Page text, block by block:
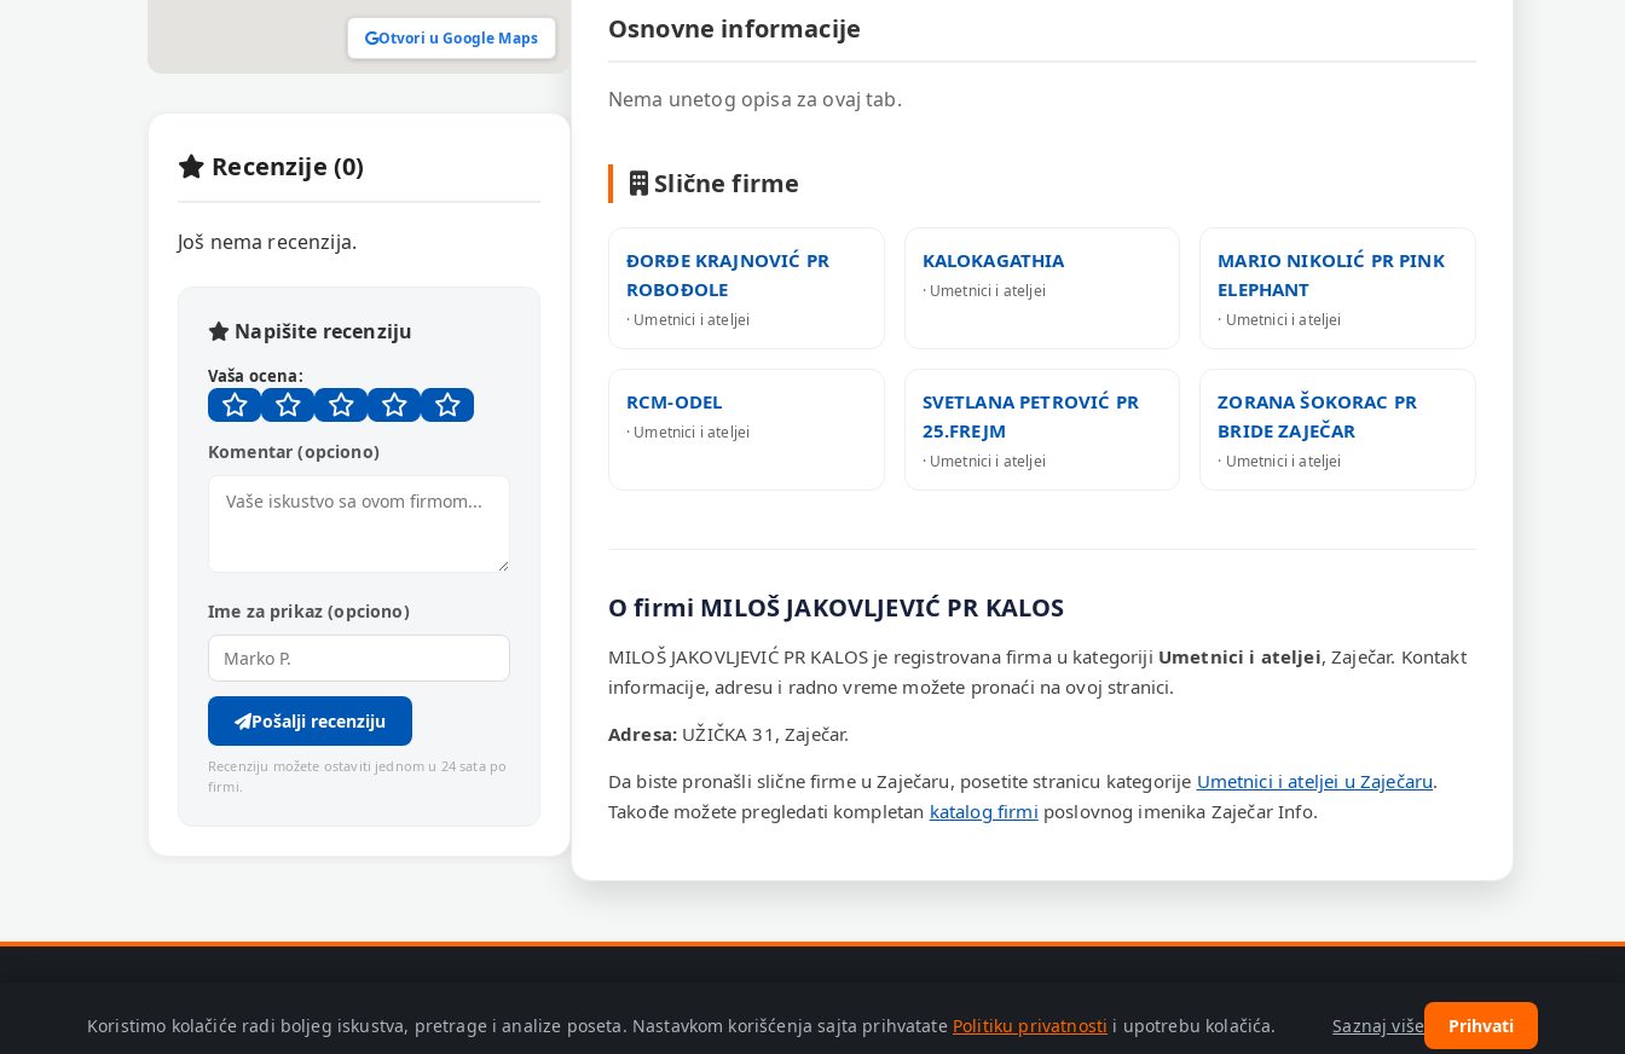
Osnovne informacije
Nema unetog opisa za ovaj tab.
Slične firme
ĐORĐE KRAJNOVIĆ PR
ROBOĐOLE
· Umetnici i ateljei
KALOKAGATHIA
· Umetnici i ateljei
MARIO NIKOLIĆ PR PINK
ELEPHANT
· Umetnici i ateljei
RCM-ODEL
· Umetnici i ateljei
SVETLANA PETROVIĆ PR
25.FREJM
· Umetnici i ateljei
ZORANA ŠOKORAC PR
BRIDE ZAJEČAR
· Umetnici i ateljei
O firmi MILOŠ JAKOVLJEVIĆ PR KALOS
MILOŠ JAKOVLJEVIĆ PR KALOS je registrovana firma u kategoriji Umetnici i ateljei, Zaječar. Kontakt
informacije, adresu i radno vreme možete pronaći na ovoj stranici.
Adresa: UŽIČKA 31, Zaječar.
Da biste pronašli slične firme u Zaječaru, posetite stranicu kategorije Umetnici i ateljei u Zaječaru.
Takođe možete pregledati kompletan katalog firmi poslovnog imenika Zaječar Info.
Otvori u Google Maps
Recenzije (0)
Još nema recenzija.
Napišite recenziju
Vaša ocena:
Komentar (opciono)
Ime za prikaz (opciono)
Pošalji recenziju
Recenziju možete ostaviti jednom u 24 sata po
firmi.
© 2026 Zaječar Info. Adresa: Trg Oslobođenja bb, Zaječar.Politika privatnosti
Koristimo kolačiće radi boljeg iskustva, pretrage i analize poseta. Nastavkom korišćenja sajta prihvatate Politiku privatnosti i upotrebu kolačića. Saznaj više Prihvati